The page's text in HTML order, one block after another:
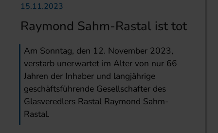
15.11.2023
Raymond Sahm-Rastal ist tot
Am Sonntag, den 12. November 2023,
verstarb unerwartet im Alter von nur 66
Jahren der Inhaber und langjährige
geschäftsführende Gesellschafter des
Glasveredlers Rastal Raymond Sahm-
Rastal.